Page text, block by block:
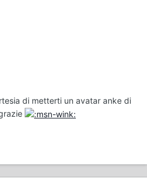
di metterti un avatar anke di